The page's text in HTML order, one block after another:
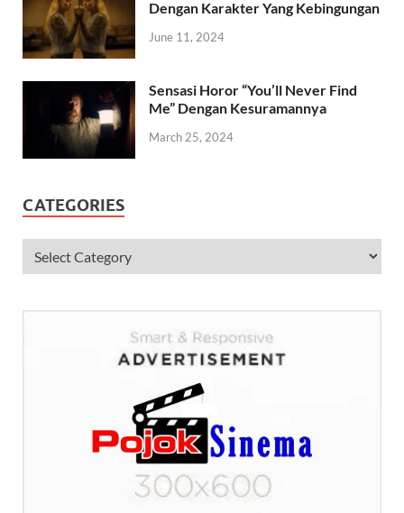
Dengan Karakter Yang Kebingungan
June 11, 2024
Sensasi Horor “You’ll Never Find
Me” Dengan Kesuramannya
March 25, 2024
CATEGORIES